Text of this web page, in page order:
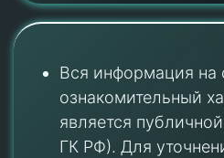
Вся информация на
ознакомительный
является
ГК РФ). Для